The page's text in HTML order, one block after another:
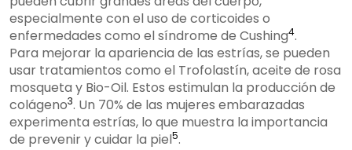
especialmente con el uso de corticoides o
enfermedades como el síndrome de Cushing4.
Para mejorar la apariencia de las estrías, se pueden
usar tratamientos como el Trofolastín, aceite de rosa
mosqueta y Bio-Oil. Estos estimulan la producción de
colágeno3. Un 70% de las mujeres embarazadas
experimenta estrías, lo que muestra la importancia
de prevenir y cuidar la piel5.